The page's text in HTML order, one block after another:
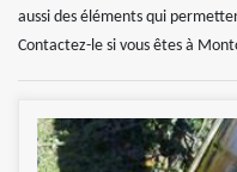
aussi des éléments qui
Contactez-le si vous êtes à